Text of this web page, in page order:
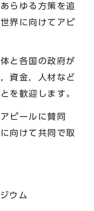
らゆる方策を追
界に向けてアピ
と各国の政府が
資金，人材など
を歓迎します。
ピールに賛同
向けて共同で取
ウム